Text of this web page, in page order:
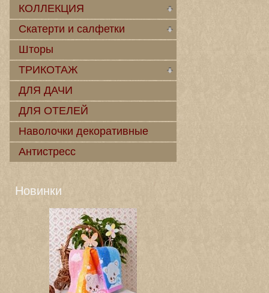
КОЛЛЕКЦИЯ
Скатерти и салфетки
Шторы
ТРИКОТАЖ
ДЛЯ ДАЧИ
ДЛЯ ОТЕЛЕЙ
Наволочки декоративные
Антистресс
Новинки